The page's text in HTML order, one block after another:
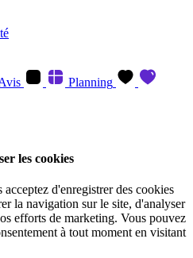
Planning
les cookies
d'enregistrer des cookies
la navigation sur le site, d'analyser
efforts de marketing. Vous pouvez
à tout moment en visitant